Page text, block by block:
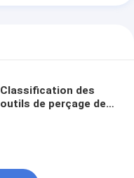
Classification des
outils de perçage de